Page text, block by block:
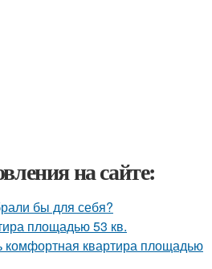
на сайте:
бы для себя?
площадью 53 кв.
квартира площадью